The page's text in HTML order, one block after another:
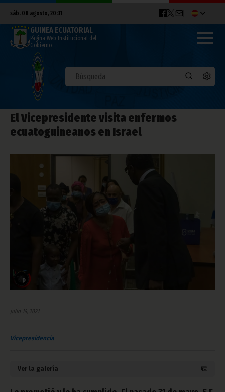
sáb. 08 agosto, 20:31
GUINEA ECUATORIAL
Página Web Institucional del
Gobierno
El Vicepresidente visita enfermos
ecuatoguineanos en Israel
julio 14, 2021
Vicepresidencia
Ver la galería